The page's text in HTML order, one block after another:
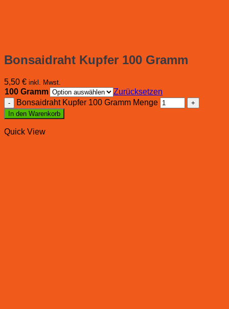
Bonsaidraht Kupfer 100 Gramm
5,50 € inkl. Mwst.
100 Gramm
Zurücksetzen
Bonsaidraht Kupfer 100 Gramm Menge
In den Warenkorb
Quick View